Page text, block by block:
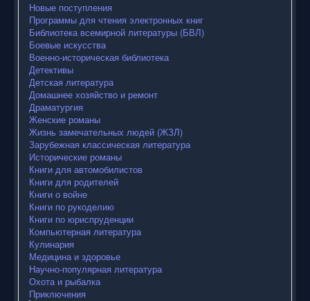
Новые поступления
Программы для чтения электронных книг
Библиотека всемирной литературы (БВЛ)
Боевые искусства
Военно-историческая библиотека
Детективы
Детская литература
Домашнее хозяйство и ремонт
Драматургия
Женские романы
Жизнь замечательных людей (ЖЗЛ)
Зарубежная классическая литература
Исторические романы
Книги для автомобилистов
Книги для родителей
Книги о войне
Книги по рукоделию
Книги по юриспруденции
Компьютерная литература
Кулинария
Медицина и здоровье
Научно-популярная литература
Охота и рыбалка
Приключения